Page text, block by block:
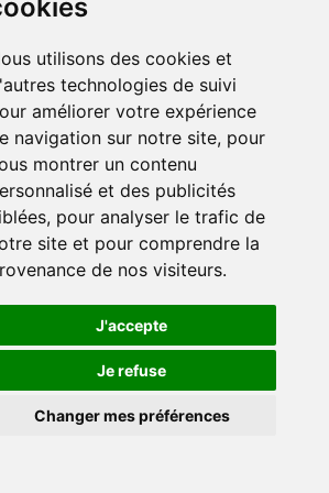
utilisons des cookies et
technologies de suivi
améliorer votre expérience
navigation sur notre site, pour
montrer un contenu
et des publicités
pour analyser le trafic de
site et pour comprendre la
de nos visiteurs.
J'accepte
Je refuse
Changer mes préférences
information)